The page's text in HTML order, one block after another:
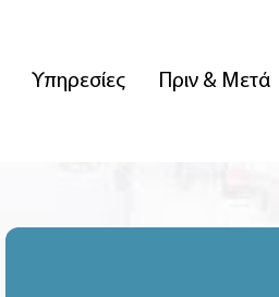
Υπηρεσίες Πριν & Μετά